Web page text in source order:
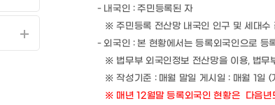
- 내국인 : 주민등록된 자
※ 주민등록 전산망 내국인 인구 및 세대수
- 외국인 : 본 현황에서는 등록외국인으로 등
※ 법무부 외국인정보 전산망을 이용, 법무
※ 작성기준 : 매월 말일 게시일 : 매월 1일 (
※ 매년 12월말 등록외국인 현황은 다음년